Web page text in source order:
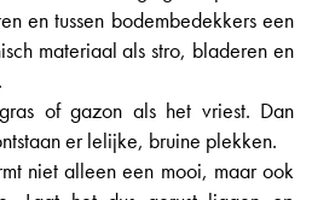
en tussen bodembedekkers een
materiaal als stro, bladeren en
of gazon als het vriest. Dan
er lelijke, bruine plekken.
niet alleen een mooi, maar ook